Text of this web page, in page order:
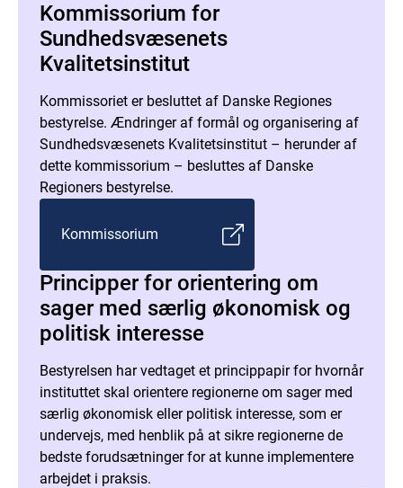
Kommissorium for
Sundhedsvæsenets
Kvalitetsinstitut
Kommissoriet er besluttet af Danske Regiones
bestyrelse. Ændringer af formål og organisering af
Sundhedsvæsenets Kvalitetsinstitut – herunder af
dette kommissorium – besluttes af Danske
Regioners bestyrelse.
Kommissorium
Principper for orientering om
sager med særlig økonomisk og
politisk interesse
Bestyrelsen har vedtaget et princippapir for hvornår
instituttet skal orientere regionerne om sager med
særlig økonomisk eller politisk interesse, som er
undervejs, med henblik på at sikre regionerne de
bedste forudsætninger for at kunne implementere
arbejdet i praksis.